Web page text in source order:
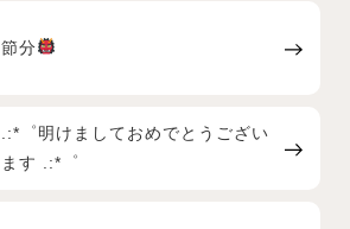
節分
.:*゜明けましておめでとうござい
ます .:*゜